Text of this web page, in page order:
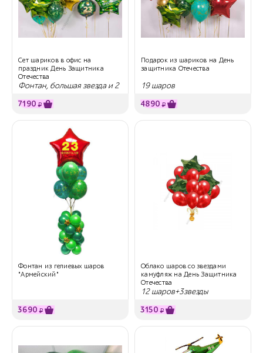
Сет шариков в офис на
праздник День Защитника
Отечества
Фонтан, большая звезда и 2
7190 ₽
Подарок из шариков на День
защитника Отечества
19 шаров
4890 ₽
Фонтан из гелиевых шаров
"Армейский"
3690 ₽
Облако шаров со звездами
камуфляж на День Защитника
Отечества
12 шаров+3звезды
3150 ₽